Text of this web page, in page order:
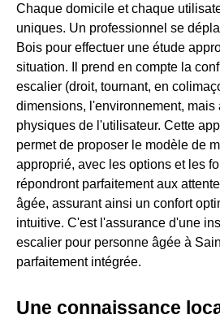
Chaque domicile et chaque
uniques. Un professionnel se
Bois pour effectuer une étude
situation. Il prend en compte la
escalier (droit, tournant, en
dimensions, l'environnement,
physiques de l'utilisateur. Cette
permet de proposer le modèle de
approprié, avec les options et les
répondront parfaitement aux
âgée, assurant ainsi un confort
intuitive. C'est l'assurance d'une
escalier pour personne âgée à
parfaitement intégrée.
Une connaissance